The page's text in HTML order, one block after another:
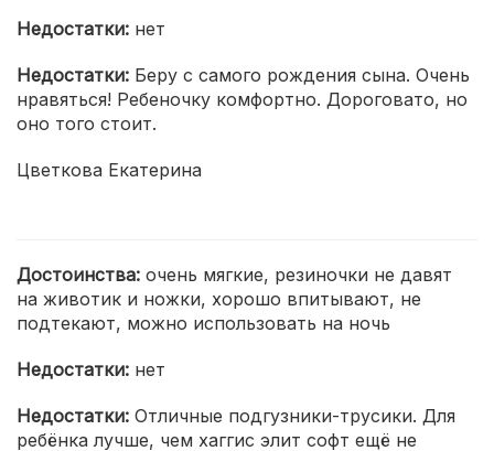
Недостатки: нет
Недостатки: Беру с самого рождения сына. Очень
нравяться! Ребеночку комфортно. Дороговато, но
оно того стоит.
Цветкова Екатерина
Достоинства: очень мягкие, резиночки не давят
на животик и ножки, хорошо впитывают, не
подтекают, можно использовать на ночь
Недостатки: нет
Недостатки: Отличные подгузники-трусики. Для
ребёнка лучше, чем хаггис элит софт ещё не